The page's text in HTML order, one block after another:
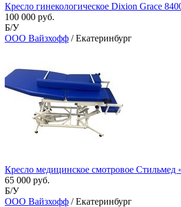
Кресло гинекологическое Dixion Grace
100 000 руб.
Б/У
ООО Вайзхофф / Екатеринбург
Кресло медицинское смотровое
65 000 руб.
Б/У
ООО Вайзхофф / Екатеринбург